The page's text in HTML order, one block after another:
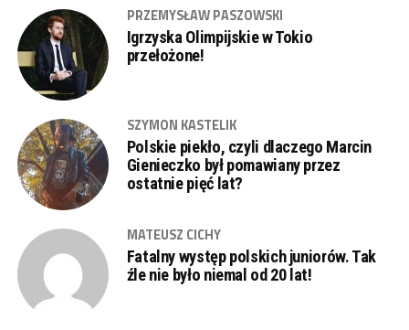
PRZEMYSŁAW PASZOWSKI
Igrzyska Olimpijskie w Tokio
przełożone!
SZYMON KASTELIK
Polskie piekło, czyli dlaczego Marcin
Gienieczko był pomawiany przez
ostatnie pięć lat?
MATEUSZ CICHY
Fatalny występ polskich juniorów. Tak
źle nie było niemal od 20 lat!